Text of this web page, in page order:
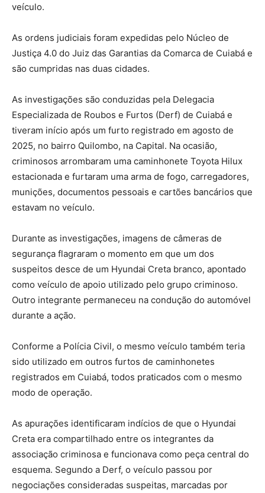
veículo.
As ordens judiciais foram expedidas pelo Núcleo de
Justiça 4.0 do Juiz das Garantias da Comarca de Cuiabá e
são cumpridas nas duas cidades.
As investigações são conduzidas pela Delegacia
Especializada de Roubos e Furtos (Derf) de Cuiabá e
tiveram início após um furto registrado em agosto de
2025, no bairro Quilombo, na Capital. Na ocasião,
criminosos arrombaram uma caminhonete Toyota Hilux
estacionada e furtaram uma arma de fogo, carregadores,
munições, documentos pessoais e cartões bancários que
estavam no veículo.
Durante as investigações, imagens de câmeras de
segurança flagraram o momento em que um dos
suspeitos desce de um Hyundai Creta branco, apontado
como veículo de apoio utilizado pelo grupo criminoso.
Outro integrante permaneceu na condução do automóvel
durante a ação.
Conforme a Polícia Civil, o mesmo veículo também teria
sido utilizado em outros furtos de caminhonetes
registrados em Cuiabá, todos praticados com o mesmo
modo de operação.
As apurações identificaram indícios de que o Hyundai
Creta era compartilhado entre os integrantes da
associação criminosa e funcionava como peça central do
esquema. Segundo a Derf, o veículo passou por
negociações consideradas suspeitas, marcadas por